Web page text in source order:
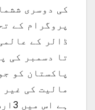
کی دوسری
ڈالر کے
تا دسمبر کی
مالیت کی